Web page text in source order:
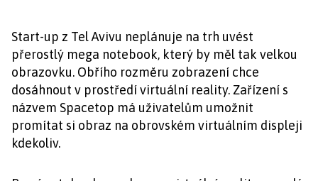
Start-up z Tel Avivu neplánuje na trh uvést
přerostlý mega notebook, který by měl tak velkou
obrazovku. Obřího rozměru zobrazení chce
dosáhnout v prostředí virtuální reality. Zařízení s
názvem Spacetop má uživatelům umožnit
promítat si obraz na obrovském virtuálním displeji
kdekoliv.